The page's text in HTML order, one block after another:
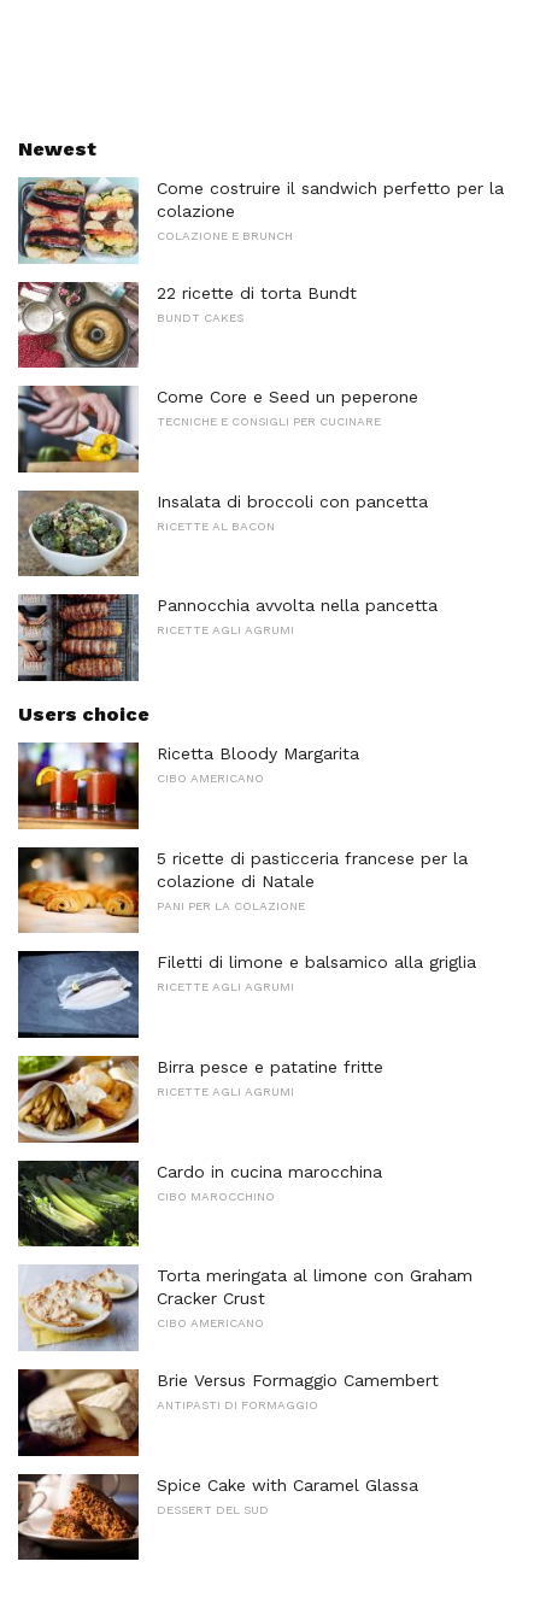
Newest
Come costruire il sandwich perfetto per la
colazione
COLAZIONE E BRUNCH
22 ricette di torta Bundt
BUNDT CAKES
Come Core e Seed un peperone
TECNICHE E CONSIGLI PER CUCINARE
Insalata di broccoli con pancetta
RICETTE AL BACON
Pannocchia avvolta nella pancetta
RICETTE AGLI AGRUMI
Users choice
Ricetta Bloody Margarita
CIBO AMERICANO
5 ricette di pasticceria francese per la
colazione di Natale
PANI PER LA COLAZIONE
Filetti di limone e balsamico alla griglia
RICETTE AGLI AGRUMI
Birra pesce e patatine fritte
RICETTE AGLI AGRUMI
Cardo in cucina marocchina
CIBO MAROCCHINO
Torta meringata al limone con Graham
Cracker Crust
CIBO AMERICANO
Brie Versus Formaggio Camembert
ANTIPASTI DI FORMAGGIO
Spice Cake with Caramel Glassa
DESSERT DEL SUD